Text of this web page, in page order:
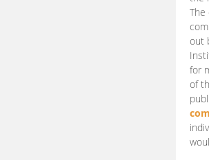
The
out
for
of